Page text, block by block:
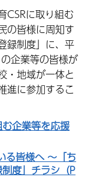
CSRに取り組む
の皆様に周知す
録制度」に、平
企業等の皆様が
・地域が一体と
進に参加するこ
む企業等を応援
る皆様へ ～「ち
度」チラシ（P